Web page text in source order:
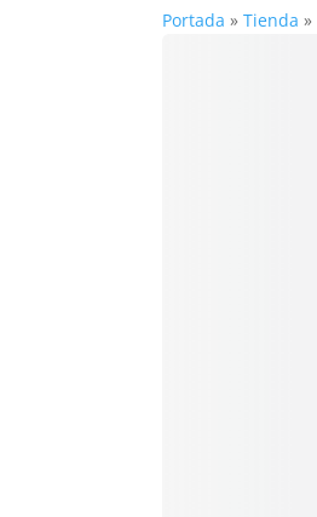
Portada »Tienda »